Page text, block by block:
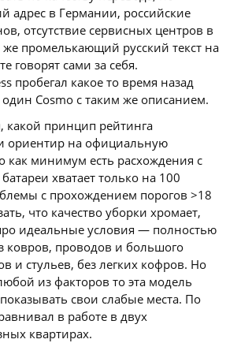
адрес в Германии, российские
отсутствие сервисных центров в
же промелькающий русский текст на
говорят сами за себя.
пробегал какое то время назад
Cosmo с таким же описанием.
какой принцип рейтинга
ориентир на официальную
как минимум есть расхождения с
хватает только на 100
с прохождением порогов >18
что качество уборки хромает,
идеальные условия — полностью
ковров, проводов и большого
и стульев, без легких кофров. Но
из факторов то эта модель
свои слабые места. По
в работе в двух
квартирах.